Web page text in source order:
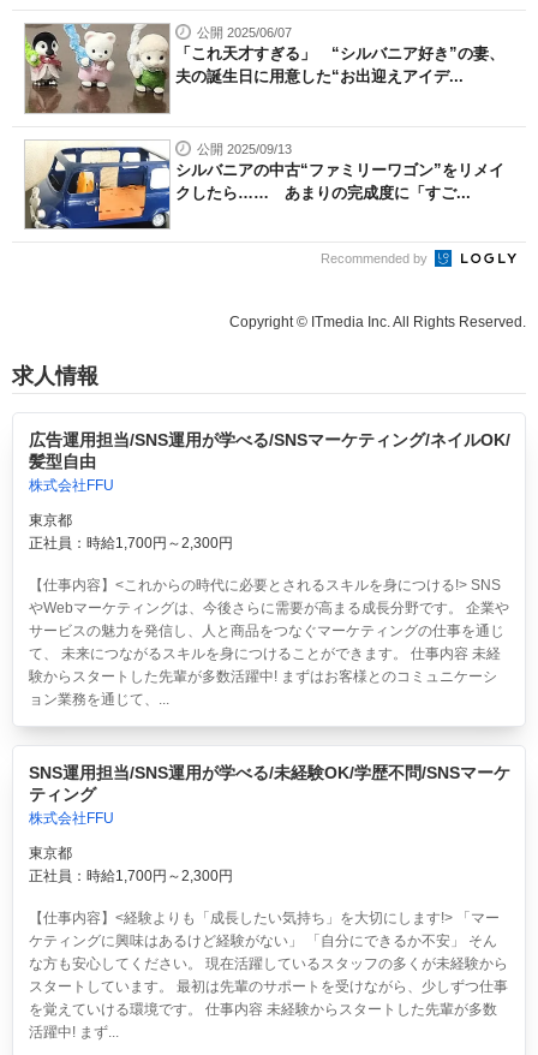
公開 2025/06/07
「これ天才すぎる」 “シルバニア好き”の妻、
夫の誕生日に用意した“お出迎えアイデ...
公開 2025/09/13
シルバニアの中古“ファミリーワゴン”をリメイ
クしたら…… あまりの完成度に「すご...
Recommended by
Copyright © ITmedia Inc. All Rights Reserved.
求人情報
広告運用担当/SNS運用が学べる/SNSマーケティング/ネイルOK/
髪型自由
株式会社FFU
東京都
正社員：時給1,700円～2,300円
【仕事内容】<これからの時代に必要とされるスキルを身につける!> SNS
やWebマーケティングは、今後さらに需要が高まる成長分野です。 企業や
サービスの魅力を発信し、人と商品をつなぐマーケティングの仕事を通じ
て、 未来につながるスキルを身につけることができます。 仕事内容 未経
験からスタートした先輩が多数活躍中! まずはお客様とのコミュニケーシ
ョン業務を通じて、...
SNS運用担当/SNS運用が学べる/未経験OK/学歴不問/SNSマーケ
ティング
株式会社FFU
東京都
正社員：時給1,700円～2,300円
【仕事内容】<経験よりも「成長したい気持ち」を大切にします!> 「マー
ケティングに興味はあるけど経験がない」 「自分にできるか不安」 そん
な方も安心してください。 現在活躍しているスタッフの多くが未経験から
スタートしています。 最初は先輩のサポートを受けながら、少しずつ仕事
を覚えていける環境です。 仕事内容 未経験からスタートした先輩が多数
活躍中! まず...